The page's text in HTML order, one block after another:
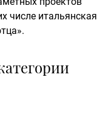
числе итальянская